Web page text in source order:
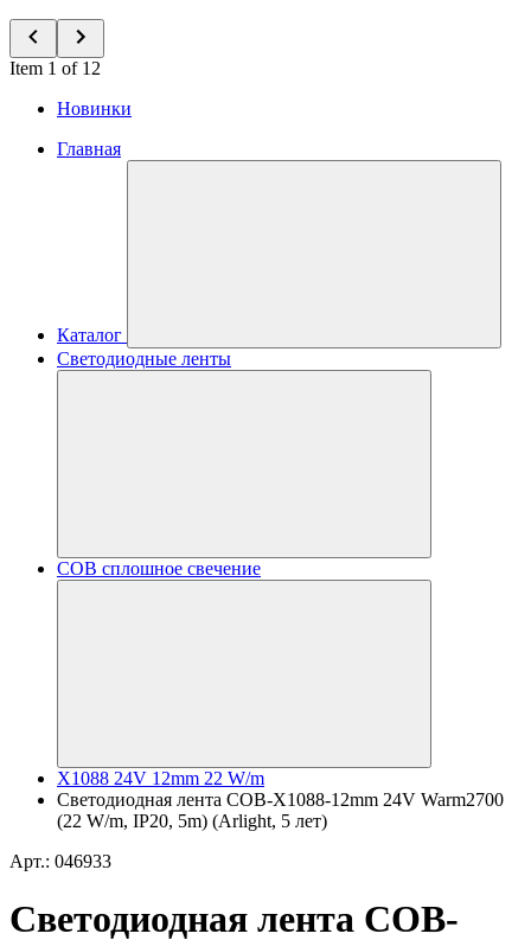
Item 1 of 12
Новинки
Главная
Каталог
Светодиодные ленты
COB сплошное свечение
X1088 24V 12mm 22 W/m
Светодиодная лента COB-X1088-12mm 24V Warm2700
(22 W/m, IP20, 5m) (Arlight, 5 лет)
Арт.: 046933
Светодиодная лента COB-